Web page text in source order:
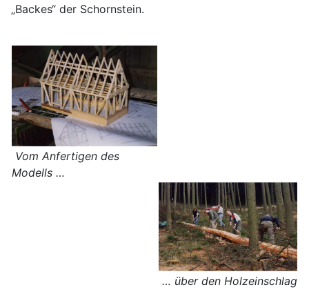
„Backes“ der Schornstein.
Vom Anfertigen des
Modells …
… über den Holzeinschlag